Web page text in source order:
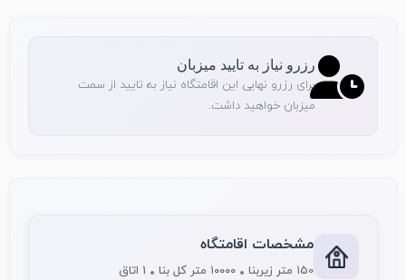
رزرو نیاز به تایید میزبان
برای رزرو نهایی این اقامتگاه نیاز به تایید از سمت
میزبان خواهید داشت.
مشخصات اقامتگاه
۱50 متر زیربنا ۱۰۰۰۰ متر کل بنا 1 اتاق